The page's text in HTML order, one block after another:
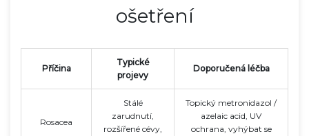
ošetření
Příčina
Typické
projevy
Doporučená léčba
Rosacea
Stálé
zarudnutí,
rozšířené cévy,
Topický metronidazol /
azelaic acid, UV
ochrana, vyhýbat se